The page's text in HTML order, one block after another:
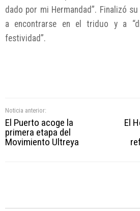
dado por mi Hermandad”. Finalizó
a encontrarse en el triduo y a
festividad”.
Noticia anterior:
El Puerto acoge la
primera etapa del
Movimiento Ultreya
El